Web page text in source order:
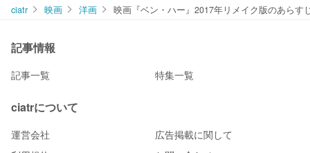
ciatr 映画 洋画 映画『ベン・ハー』2017年リメイク版のあらす
記事情報
記事一覧 特集一覧
ciatrについて
運営会社
広告掲載に関して